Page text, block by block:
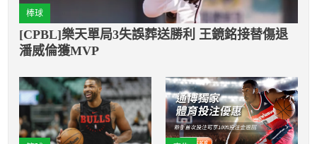
棒球
[CPBL]樂天單局3失誤葬送勝利 王鏡銘接替傷退
潘威倫獲MVP